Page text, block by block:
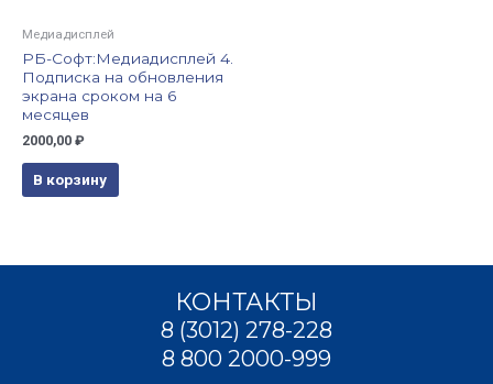
Медиадисплей
РБ-Софт:Медиадисплей 4.
Подписка на обновления
экрана сроком на 6
месяцев
2000,00 ₽
В корзину
КОНТАКТЫ
8 (3012) 278-228
8 800 2000-999